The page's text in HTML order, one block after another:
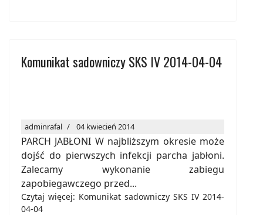
Komunikat sadowniczy SKS IV 2014-04-04
adminrafal 04 kwiecień 2014
PARCH JABŁONI W najbliższym okresie może
dojść do pierwszych infekcji parcha jabłoni.
Zalecamy wykonanie zabiegu
zapobiegawczego przed...
Czytaj więcej: Komunikat sadowniczy SKS IV 2014-
04-04